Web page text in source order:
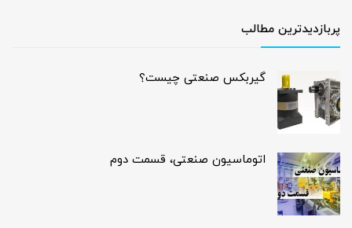
پربازدیدترین مطالب
گیربکس صنعتی چیست؟
اتوماسیون صنعتی، قسمت دوم